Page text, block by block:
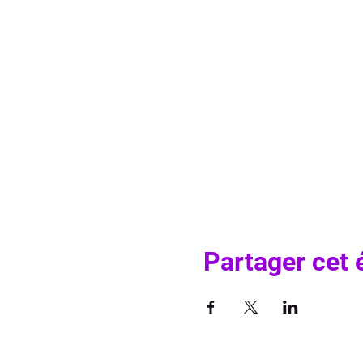
Partager cet